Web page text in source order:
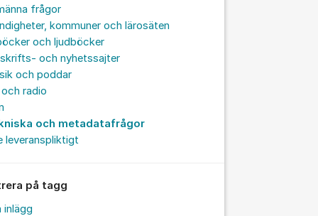
frågor
kommuner och lärosäten
och ljudböcker
och nyhetssajter
och poddar
radio
och metadatafrågor
leveranspliktigt
på tagg
inlägg